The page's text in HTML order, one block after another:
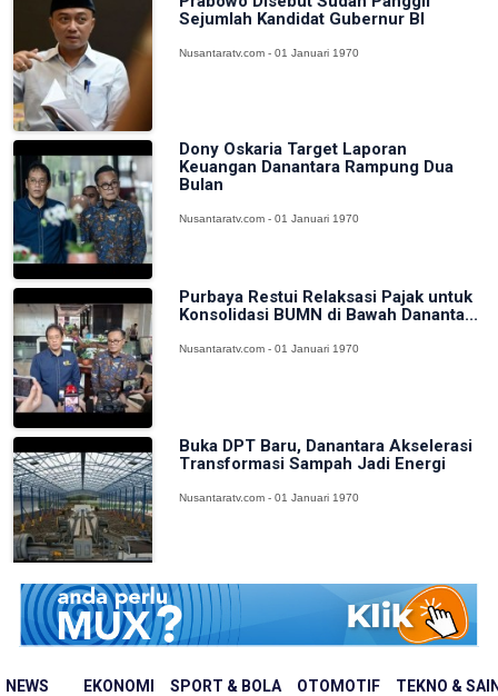
NEWS EKONOMI SPORT & BOLA OTOMOTIF TEKNO &
Sejumlah Kandidat Gubernur BI
Nusantaratv.com - 01 Januari 1970
Dony Oskaria Target Laporan
Keuangan Danantara Rampung Dua
Bulan
Nusantaratv.com - 01 Januari 1970
Purbaya Restui Relaksasi Pajak untuk
Konsolidasi BUMN di Bawah Dananta...
Nusantaratv.com - 01 Januari 1970
Buka DPT Baru, Danantara Akselerasi
Transformasi Sampah Jadi Energi
Nusantaratv.com - 01 Januari 1970